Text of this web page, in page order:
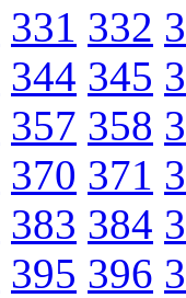
331 332
344 345
357 358
370 371
383 384
395 396